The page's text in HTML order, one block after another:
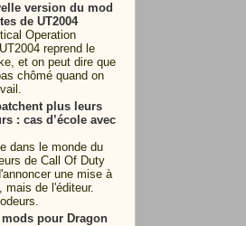
version du mod
de UT2004
Operation
reprend le
et on peut dire que
chômé quand on
plus leurs
: cas d’école avec
dans le monde du
de Call Of Duty
une mise à
mais de l'éditeur.
mods pour Dragon